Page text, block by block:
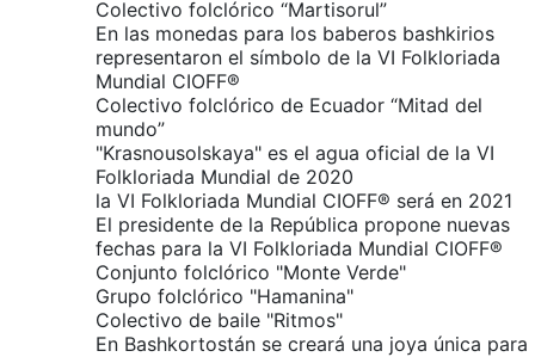
Colectivo folclórico “Martisorul”
En las monedas para los baberos bashkirios
representaron el símbolo de la VI Folkloriada
Mundial CIOFF®
Colectivo folclórico de Ecuador “Mitad del
mundo”
"Krasnousolskaya" es el agua oficial de la VI
Folkloriada Mundial de 2020
la VI Folkloriada Mundial CIOFF® será en 2021
El presidente de la República propone nuevas
fechas para la VI Folkloriada Mundial CIOFF®
Conjunto folclórico "Monte Verde"
Grupo folclórico "Hamanina"
Colectivo de baile "Ritmos"
En Bashkortostán se creará una joya única para